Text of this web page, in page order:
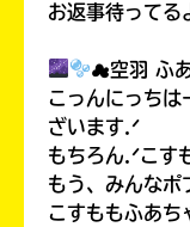
お返事待ってる
☁空羽 ふ
こっんにっちは
ざいます.ᐟ
もちろん.ᐟこす
もう、みんなポ
こすももふあち